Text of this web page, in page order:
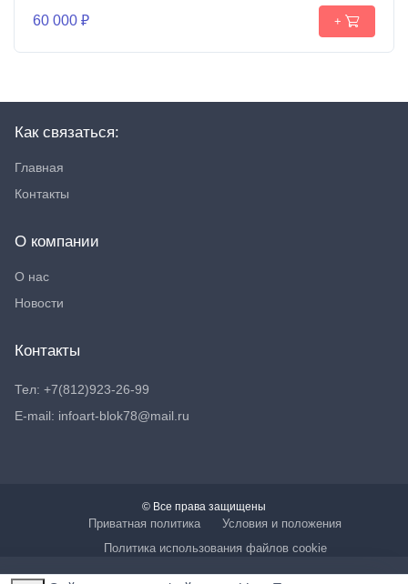
60 000 ₽ +
Как связаться:
Главная
Контакты
О компании
О нас
Новости
Контакты
Тел: +7(812)923-26-99
E-mail: infoart-blok78@mail.ru
© Все права защищены
Приватная политика
Условия и положения
Политика использования файлов cookie